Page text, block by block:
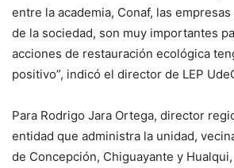
entre la academia, Conaf, las
de la sociedad, son muy importantes
acciones de restauración ecológica
positivo”, indicó el director de LEP
Para Rodrigo Jara Ortega, director
entidad que administra la unidad,
de Concepción, Chiguayante y